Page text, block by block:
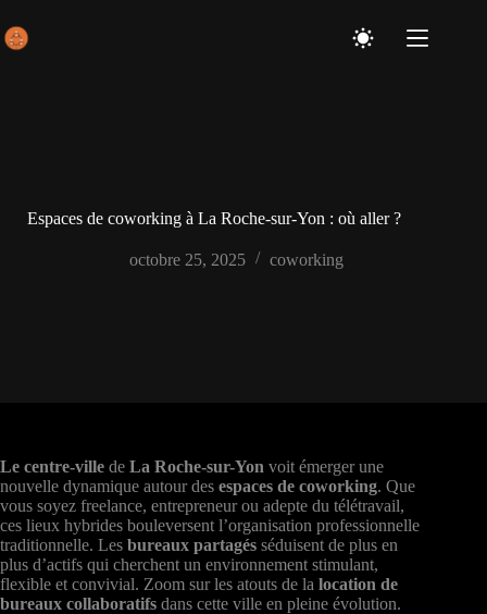
au
contenu
Espaces de coworking à La Roche-sur-Yon : où aller ?
octobre 25, 2025 coworking
Le centre-ville de La Roche-sur-Yon voit émerger une
nouvelle dynamique autour des espaces de coworking. Que
vous soyez freelance, entrepreneur ou adepte du télétravail,
ces lieux hybrides bouleversent l’organisation professionnelle
traditionnelle. Les bureaux partagés séduisent de plus en
plus d’actifs qui cherchent un environnement stimulant,
flexible et convivial. Zoom sur les atouts de la location de
bureaux collaboratifs dans cette ville en pleine évolution.